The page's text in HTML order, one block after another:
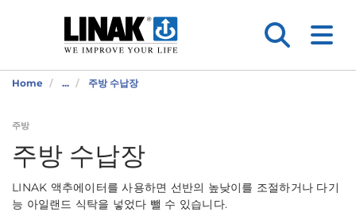
Home ... 주방 수납장
주방
주방 수납장
LINAK 액추에이터를 사용하면 선반의 높낮이를 조절하거나 다기
능 아일랜드 식탁을 넣었다 뺄 수 있습니다.